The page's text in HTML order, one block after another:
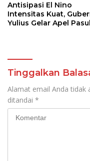
Antisipasi El Nino
Intensitas Kuat,
Yulius Gelar Apel
Tinggalkan
Alamat email Anda tidak
ditandai *